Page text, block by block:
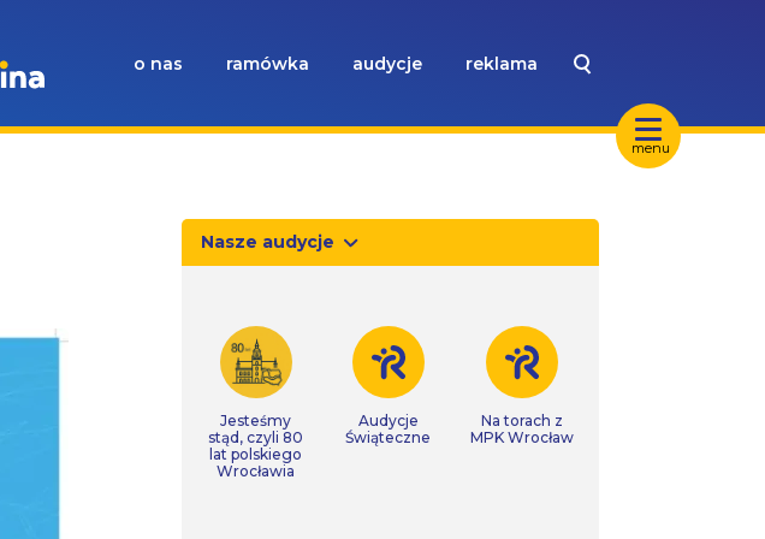
menu
o nas ramówka audycje reklama
Nasze audycje
Jesteśmy
stąd, czyli 80
lat polskiego
Wrocławia
Audycje
Świąteczne
Na torach z
MPK Wrocław